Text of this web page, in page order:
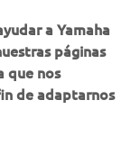
business
a Yamaha
páginas
que nos
de adaptarnos